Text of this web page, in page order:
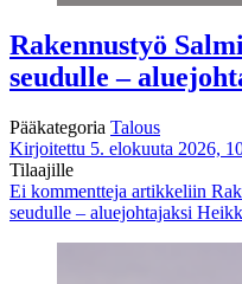
Rakennustyö
seudulle –
Pääkategoria Talous
Kirjoitettu 5. elokuuta 2026,
Tilaajille
Ei kommentteja artikkeliin
seudulle – aluejohtajaksi